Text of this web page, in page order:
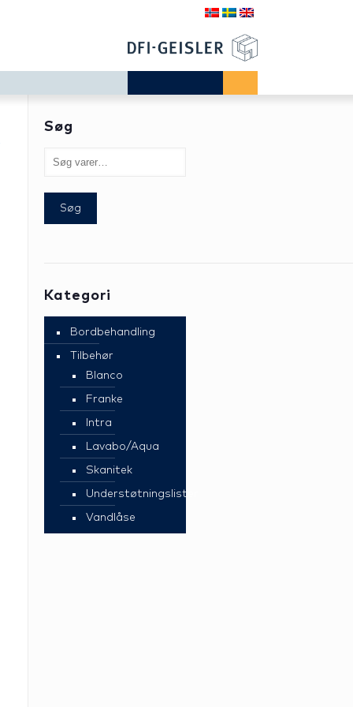
Søg
Søg
Kategori
Bordbehandling
Tilbehør
Blanco
Franke
Intra
Lavabo/Aqua
Skanitek
Understøtningslister
Vandlåse